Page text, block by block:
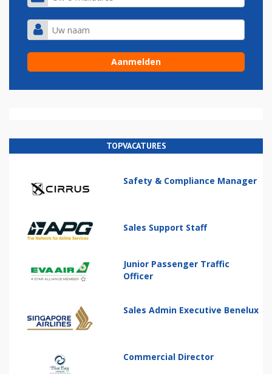
TOPVACATURES
Safety & Compliance Manager
Sales Support Staff
Junior Passenger Traffic
Officer
Sales Admin Executive Benelux
Commercial Director